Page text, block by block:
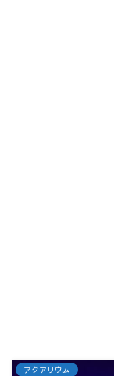
アクアリウム